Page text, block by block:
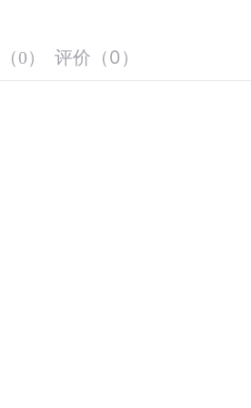
（0） 评价 （0 ）